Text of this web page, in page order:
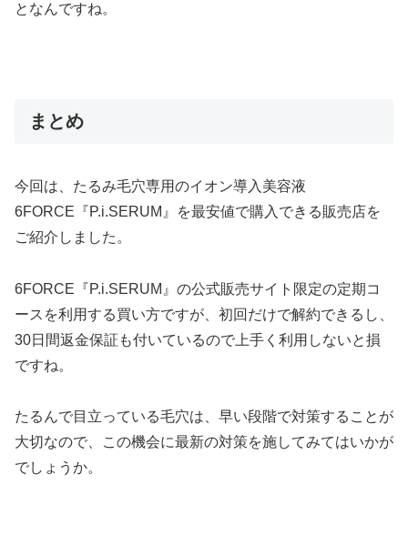
となんですね。
まとめ
今回は、たるみ毛穴専用のイオン導入美容液
6FORCE『P.i.SERUM』を最安値で購入できる販売店を
ご紹介しました。
6FORCE『P.i.SERUM』の公式販売サイト限定の定期コ
ースを利用する買い方ですが、初回だけで解約できるし、
30日間返金保証も付いているので上手く利用しないと損
ですね。
たるんで目立っている毛穴は、早い段階で対策することが
大切なので、この機会に最新の対策を施してみてはいかが
でしょうか。